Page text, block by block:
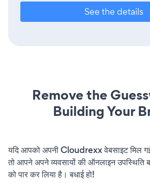
See the details
Remove the
Building Your
यदि आपको अपनी Cloudrexx वेबसाइट मिल
तो आपने अपने व्यवसायों की ऑनलाइन उपस्थिति
को पार कर लिया है। बधाई हो!